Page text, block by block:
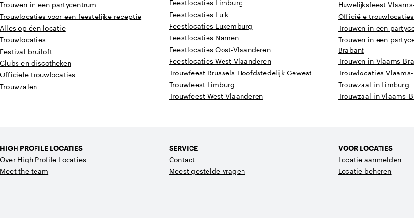
Trouwen in een partycentrum
Trouwlocaties voor een feestelijke receptie
Alles op één locatie
Trouwlocaties
Festival bruiloft
Clubs en discotheken
Officiële trouwlocaties
Trouwzalen
Feestlocaties Limburg
Feestlocaties Luik
Feestlocaties Luxemburg
Feestlocaties Namen
Feestlocaties Oost-Vlaanderen
Feestlocaties West-Vlaanderen
Trouwfeest Brussels Hoofdstedelijk Gewest
Trouwfeest Limburg
Trouwfeest West-Vlaanderen
Huwelijksfeest
Officiële
Trouwen in een
Trouwen in een
Brabant
Trouwen in Vlaams-
Trouwlocaties
Trouwzaal in Limburg
Trouwzaal in Vlaams-
HIGH PROFILE LOCATIES
Over High Profile Locaties
Meet the team
SERVICE
Contact
Meest gestelde vragen
VOOR LOCATIES
Locatie aanmelden
Locatie beheren